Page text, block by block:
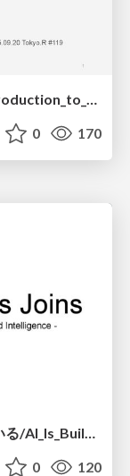
Rで学ぶデータハンドリング入門/Introduction_to_Data_Handling_with_R
0 170
人工知能はクロスジョインでできている/AI_Is_Built_on_Cross_Joins
0 120